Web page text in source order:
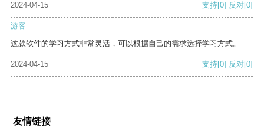
2024-04-15
支持[0] 反对[0]
游客
这款软件的学习方式非常灵活，可以根据自己的需求选择学习方式。
2024-04-15 支持[0] 反对[0]
友情链接